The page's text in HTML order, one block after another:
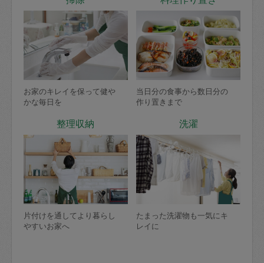
お家のキレイを保って健や
かな毎日を
当日分の食事から数日分の
作り置きまで
整理収納
片付けを通してより暮らし
やすいお家へ
洗濯
たまった洗濯物も一気にキ
レイに